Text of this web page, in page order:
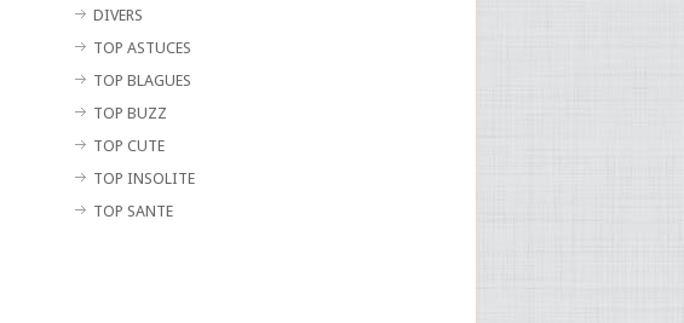
DIVERS
TOP ASTUCES
TOP BLAGUES
TOP BUZZ
TOP CUTE
TOP INSOLITE
TOP SANTE